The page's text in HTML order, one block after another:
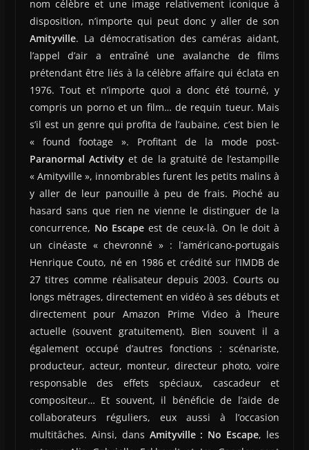
nom célèbre et une image relativement iconique à
disposition, n’importe qui peut donc y aller de son
Amityville. La démocratisation des caméras aidant,
l’appel d’air a entraîné une avalanche de films
prétendant être liés à la célèbre affaire qui éclata en
1976. Tout et n’importe quoi a donc été tourné, y
compris un porno et un film… de requin tueur. Mais
s’il est un genre qui profita de l’aubaine, c’est bien le
« found footage ». Profitant de la mode post-
Paranormal Activityet de la gratuité de l’estampille
« Amityville », innombrables furent les petits malins à
y aller de leur panouille à peu de frais. Pioché au
hasard sans que rien ne vienne le distinguer de la
concurrence, No Escape est de ceux-là. On le doit à
un cinéaste « chevronné » : l’américano-portugais
Henrique Couto, né en 1986 et crédité sur l’IMDB de
27 titres comme réalisateur depuis 2003. Courts ou
longs métrages, directement en vidéo à ses débuts et
directement pour Amazon Prime Video à l’heure
actuelle (souvent gratuitement). Bien souvent il a
également occupé d’autres fonctions : scénariste,
producteur, acteur, monteur, directeur photo, voire
responsable des effets spéciaux, cascadeur et
compositeur… Et souvent, il bénéficie de l’aide de
collaborateurs réguliers, eux aussi à l’occasion
multitâches. Ainsi, dans Amityville : No Escape, les